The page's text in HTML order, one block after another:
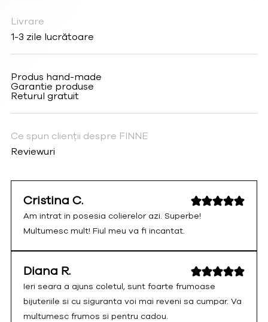
Livrare
1-3 zile lucrătoare
Produs hand-made
Garantie produse
Returul gratuit
Ce spun clienții despre FINNE
Reviewuri
Cristina C.
Am intrat in posesia colierelor azi. Superbe!
Multumesc mult! Fiul meu va fi incantat.
Diana R.
Ieri seara a ajuns coletul, sunt foarte frumoase
bijuteriile si cu siguranta voi mai reveni sa cumpar. Va
multumesc frumos si pentru cadou.